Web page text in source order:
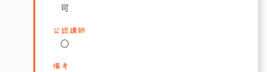
可
公認講師
〇
備考